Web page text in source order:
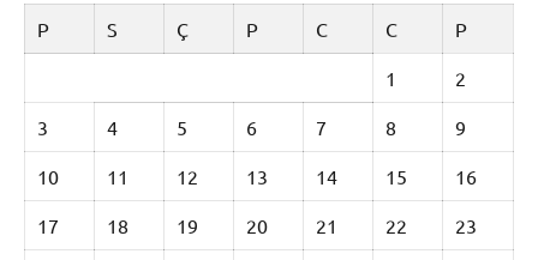
P
S Ç P C C P
1 2
3 4 5 6 7 8 9
10 11 12 13 14 15 16
17 18 19 20 21 22 23